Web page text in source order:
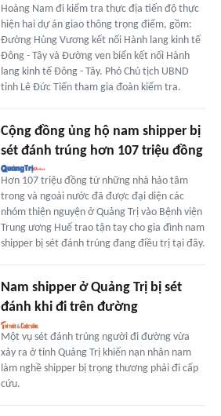
Hoàng Nam đi kiểm tra thực địa tiến độ thực
hiện hai dự án giao thông trọng điểm, gồm:
Đường Hùng Vương kết nối Hành lang kinh tế
Đông - Tây và Đường ven biển kết nối Hành
lang kinh tế Đông - Tây. Phó Chủ tịch UBND
tỉnh Lê Đức Tiến tham gia đoàn kiểm tra.
Cộng đồng ủng hộ nam shipper bị
sét đánh trúng hơn 107 triệu đồng
Hơn 107 triệu đồng từ những nhà hảo tâm
trong và ngoài nước đã được đại diện các
nhóm thiện nguyện ở Quảng Trị vào Bệnh viện
Trung ương Huế trao tận tay cho gia đình nam
shipper bị sét đánh trúng đang điều trị tại đây.
Nam shipper ở Quảng Trị bị sét
đánh khi đi trên đường
Một vụ sét đánh trúng người đi đường vừa
xảy ra ở tỉnh Quảng Trị khiến nạn nhân nam
làm nghề shipper bị trọng thương phải đi cấp
cứu.